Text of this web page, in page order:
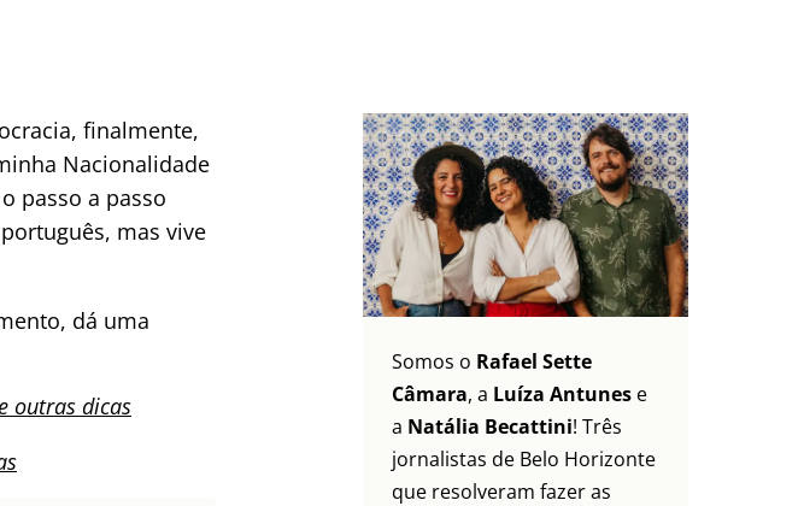
finalmente,
Nacionalidade
passo a passo
mas vive
dá uma
outras dicas
Somos o Rafael Sette
Câmara, a Luíza Antunes e
a Natália Becattini! Três
jornalistas de Belo Horizonte
que resolveram fazer as